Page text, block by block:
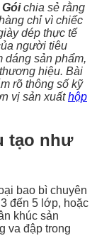
chia sẻ rằng
chỉ vì chiếc
dép thực tế
người tiêu
dáng sản phẩm,
hiệu. Bài
rõ thông số kỹ
vị sản xuấthộp
tạo như
bao bì chuyên
đến 5 lớp, hoặc
khúc sản
va đập trong